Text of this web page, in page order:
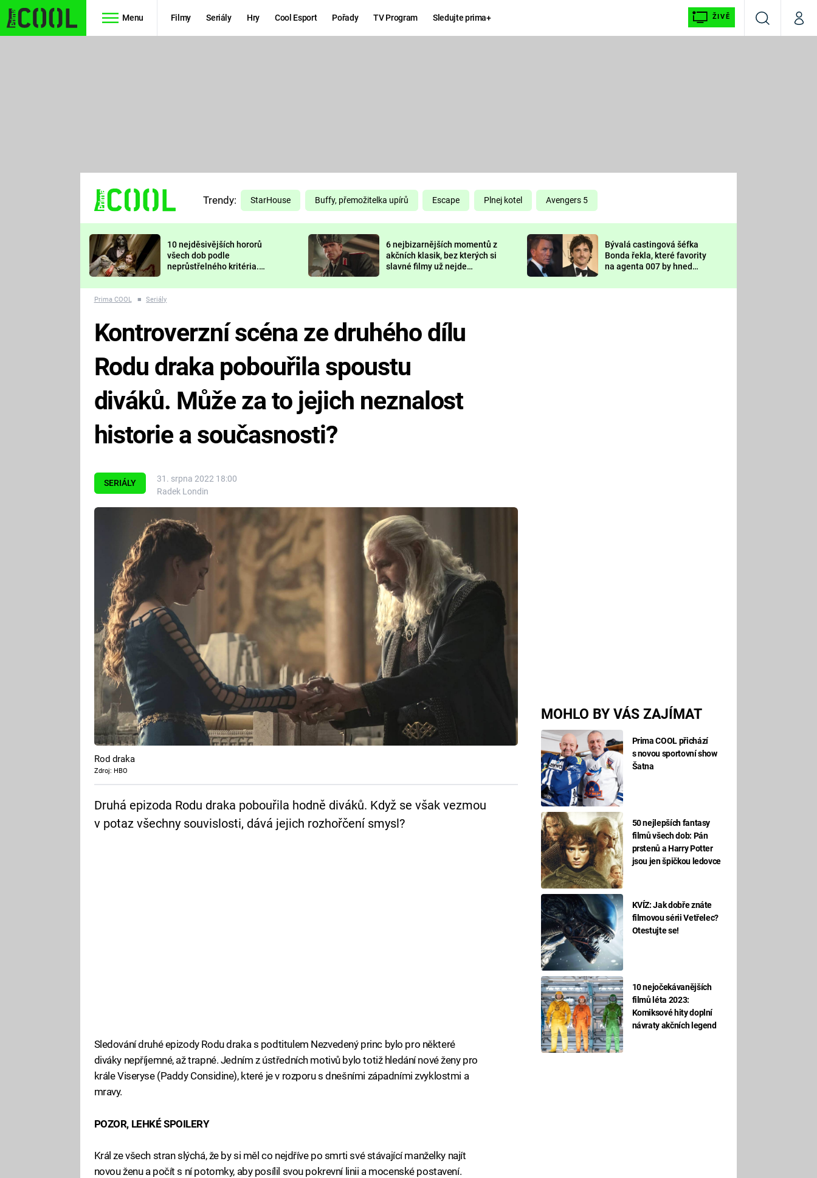
Menu Filmy Seriály Hry Cool Esport Pořady TV Program Sledujte prima+ ŽIVĚ
VyhledáváníMůj
TŘESKU
FUTURAMA
PREDÁTOR
DELIVERANCE
KOMEDIE
CHUCK
NORRIS
DEADPOOL
Prima LAJK
Sledujte nás
Trendy: StarHouse Buffy, přemožitelka upírů Escape Plnej kotel Avengers 5
10 nejděsivějších hororů
všech dob podle
neprůstřelného kritéria.
nejvíc zvednou tep?
6 nejbizarnějších momentů z
akčních klasik, bez kterých si
slavné filmy už nejde
Bývalá castingová šéfka
Bonda řekla, které favority
na agenta 007 by hned
Prima COOL ■ Seriály
SERIÁLY
31. srpna 2022 18:00
Radek Londin
MOHLO BY VÁS ZAJÍMAT
Prima COOL přichází
s novou sportovní show
Šatna
50 nejlepších fantasy
filmů všech dob: Pán
prstenů a Harry Potter
jsou jen špičkou ledovce
KVÍZ: Jak dobře znáte
filmovou sérii Vetřelec?
Otestujte se!
10 nejočekávanějších
filmů léta 2023:
Komiksové hity doplní
návraty akčních legend
Kontroverzní scéna ze druhého dílu
Rodu draka pobouřila spoustu
diváků. Může za to jejich neznalost
historie a současnosti?
Rod draka
Zdroj: HBO
Druhá epizoda Rodu draka pobouřila hodně diváků. Když se však vezmou
v potaz všechny souvislosti, dává jejich rozhořčení smysl?
Sledování druhé epizody Rodu draka s podtitulem Nezvedený princ bylo pro některé
diváky nepříjemné, až trapné. Jedním z ústředních motivů bylo totiž hledání nové ženy pro
krále Viseryse (Paddy Considine), které je v rozporu s dnešními západními zvyklostmi a
mravy.
POZOR, LEHKÉ SPOILERY
Král ze všech stran slýchá, že by si měl co nejdříve po smrti své stávající manželky najít
novou ženu a počít s ní potomky, aby posílil svou pokrevní linii a mocenské postavení.